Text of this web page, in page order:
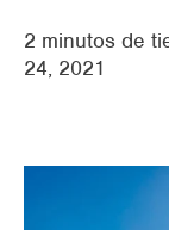
Industria
supermercados
2 minutos de
24, 2021